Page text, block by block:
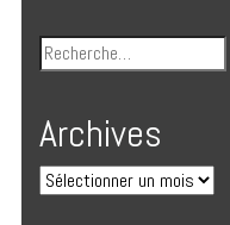
Archives